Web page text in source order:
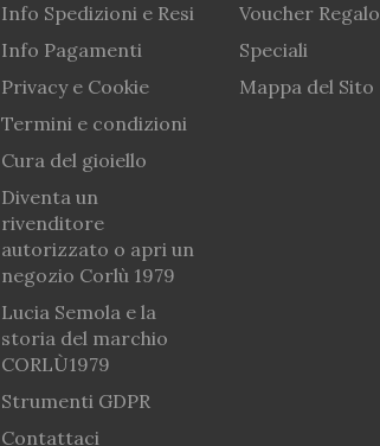
Info Spedizioni e Resi
Info Pagamenti
Privacy e Cookie
Termini e condizioni
Cura del gioiello
Diventa un
rivenditore
autorizzato o apri un
negozio Corlù 1979
Lucia Semola e la
storia del marchio
CORLÙ1979
Strumenti GDPR
Contattaci
Voucher Regalo
Speciali
Mappa del Sito